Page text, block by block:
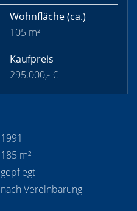
Wohnfläche(ca.)
105 m²
Kaufpreis
295.000,- €
1991
185 m²
gepflegt
nach Vereinbarung